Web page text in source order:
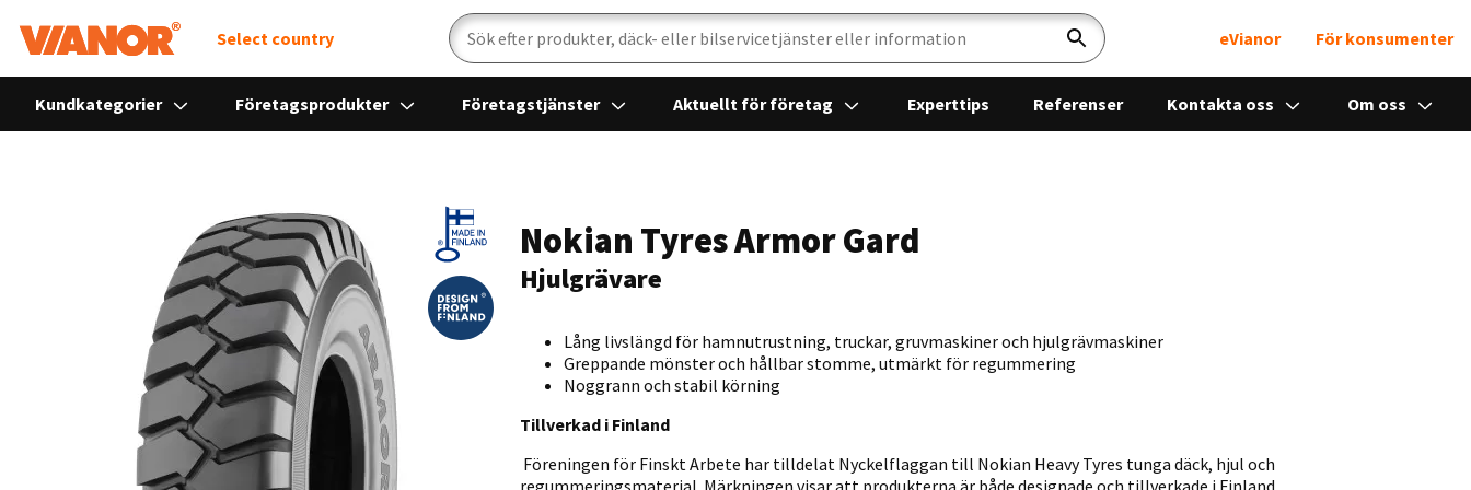
Select country
Sök
Sök eVianor För konsumenter
Kundkategorier Företagsprodukter Företagstjänster Aktuellt för företag Experttips Referenser Kontakta oss Om oss
Nokian Tyres Armor Gard
Hjulgrävare
Lång livslängd för hamnutrustning, truckar, gruvmaskiner och hjulgrävmaskiner
Greppande mönster och hållbar stomme, utmärkt för regummering
Noggrann och stabil körning
Tillverkad i Finland
Föreningen för Finskt Arbete har tilldelat Nyckelflaggan till Nokian Heavy Tyres tunga däck, hjul och
regummeringsmaterial. Märkningen visar att produkterna är både designade och tillverkade i Finland.